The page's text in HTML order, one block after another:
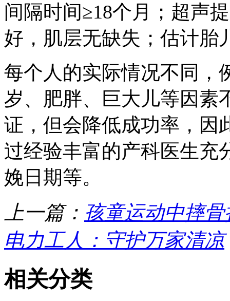
间隔时间≥18个月；超声
好，肌层无缺失；估计胎
每个人的实际情况不同，
岁、肥胖、巨大儿等因素
证，但会降低成功率，因
过经验丰富的产科医生充
娩日期等。
上一篇： 孩童运动中摔
电力工人：守护万家清凉
相关分类